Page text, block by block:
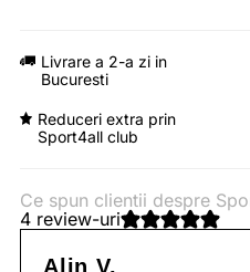
Livrare a 2-a zi in
Bucuresti
Reduceri extra prin
Sport4all club
Ce spun clientii despre
4 review-uri
Alin V.